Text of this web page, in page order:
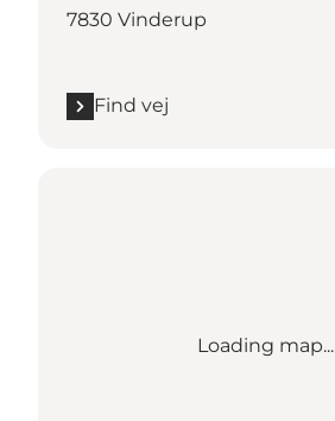
7830 Vinderup
Find vej
Loading map...